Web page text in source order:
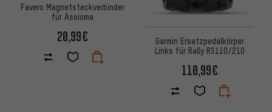
Favero Magnetsteckverbinder
für Assioma
20,99€
Garmin Ersatzpedalkörper
Links für Rally RS110/210
110,99€